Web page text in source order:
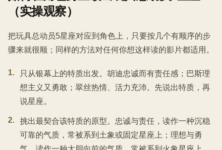
（实操观察）
把玩具总动员5星座对应到角色上，只要按几个有顺序的步
骤来就很顺；同样的方法对任何你想这样读的影片都适用。
1.
只从银幕上的特质出发。胡迪忠诚而有责任感；巴斯理
想主义又勇敢；翠丝热情、活力充沛。先说出特质，再
说星座。
2.
挑出最契合该特质的原型。忠诚与责任，读作一种沉稳
可靠的气质，常被系到土象或固定星座上；理想与勇